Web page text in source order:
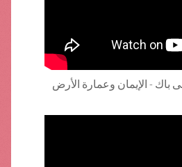
باك - الإيمان وعمارة الأرض